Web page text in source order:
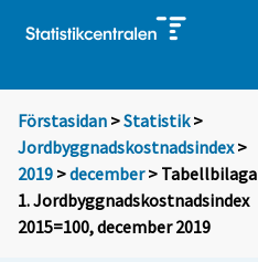
Förstasidan >Statistik >
Jordbyggnadskostnadsindex>
2019 >december> Tabellbilaga
1. Jordbyggnadskostnadsindex
2015=100, december 2019